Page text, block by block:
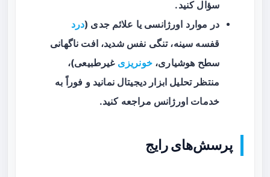
سؤال کنید.
در موارد اورژانسی یا علائم جدی (درد
قفسه سینه، تنگی نفس شدید، افت ناگهانی
سطح هوشیاری،خونریزی غیرطبیعی)،
منتظر تحلیل ابزار دیجیتال نمانید و فوراً به
خدمات اورژانس مراجعه کنید.
پرسش‌های رایج